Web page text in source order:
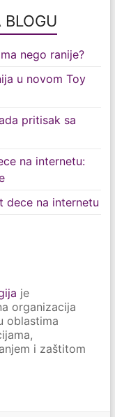
nego ranije?
u novom Toy
pritisak sa
na internetu:
dece na internetu
je
organizacija
oblastima
i zaštitom